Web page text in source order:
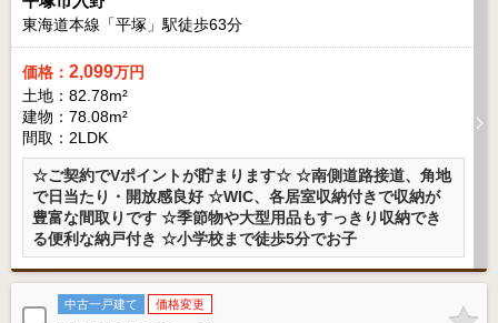
東海道本線「平塚」駅徒歩63分
価格： 2,099万円
土地：82.78m²
建物：78.08m²
間取：2LDK
☆ご契約でVポイントが貯まります☆ ☆南側道路接道、角地
で日当たり・開放感良好 ☆WIC、各居室収納付きで収納が
豊富な間取りです ☆季節物や大型用品もすっきり収納でき
る便利な納戸付き ☆小学校まで徒歩5分でお子
中古一戸建て 価格変更